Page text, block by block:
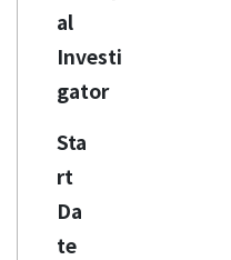
al
Investi
gator
Sta
rt
Da
te